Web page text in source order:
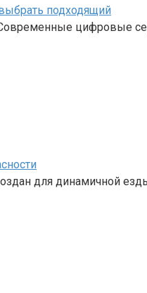
подходящий
цифровые
для динамичной